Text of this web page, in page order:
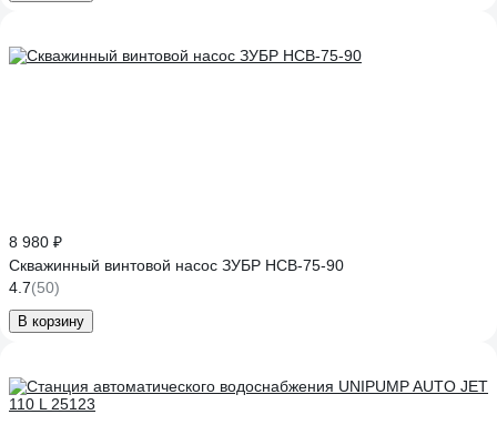
8 980 ₽
Скважинный винтовой насос ЗУБР НСВ-75-90
4.7(50)
В корзину